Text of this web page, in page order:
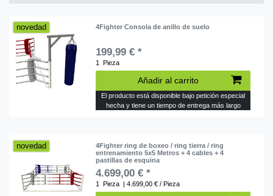
novedad 4Fighter Consola de anillo de suelo
199,99 € *
1 Pieza
Añadir al carrito
El producto está disponible bajo petición especial
hecha y tiene un tiempo de entrega más largo
novedad
4Fighter ring de boxeo / ring tierra / ring
entrenamiento 5x5 Metros + 4 cables + 4
pastillas de esquina
4.699,00 € *
1 Pieza | 4.699,00 € / Pieza